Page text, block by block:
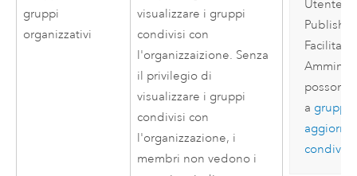
gruppi
organizzativi
visualizzare i gruppi
condivisi con
l'organizzaizione. Senza
il privilegio di
visualizzare i gruppi
condivisi con
l'organizzazione, i
membri non vedono i
Utente,
possono
a gruppi
condiviso